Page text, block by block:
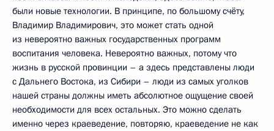
были новые технологии. В принципе, по большому счёту,
Владимир Владимирович, это может стать одной
из невероятно важных государственных программ
воспитания человека. Невероятно важных, потому что
жизнь в русской провинции – а здесь представлены люди
с Дальнего Востока, из Сибири – люди из самых уголков
нашей страны должны иметь абсолютное ощущение своей
необходимости для всех остальных. Это можно сделать
именно через краеведение, повторяю, краеведение не как